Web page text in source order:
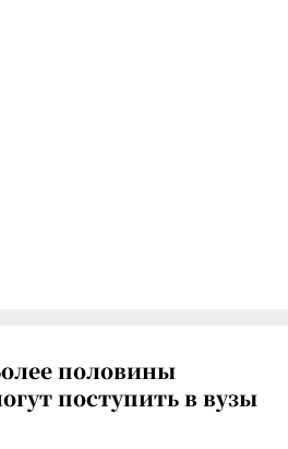
половины
поступить в вузы